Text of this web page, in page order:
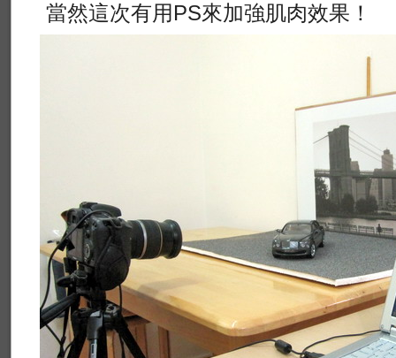
當然這次有用PS來加強肌肉效果！